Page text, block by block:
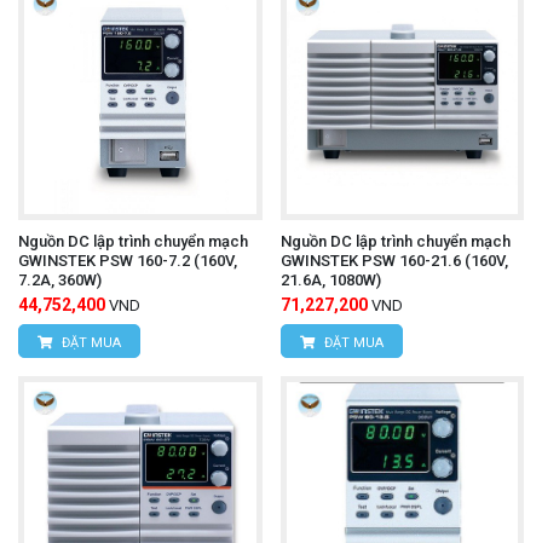
Nguồn DC lập trình chuyển mạch
GWINSTEK PSW 160-7.2 (160V,
7.2A, 360W)
44,752,400 VND
ĐẶT MUA
Nguồn DC lập trình chuyển mạch
GWINSTEK PSW 160-21.6 (160V,
21.6A, 1080W)
71,227,200 VND
ĐẶT MUA